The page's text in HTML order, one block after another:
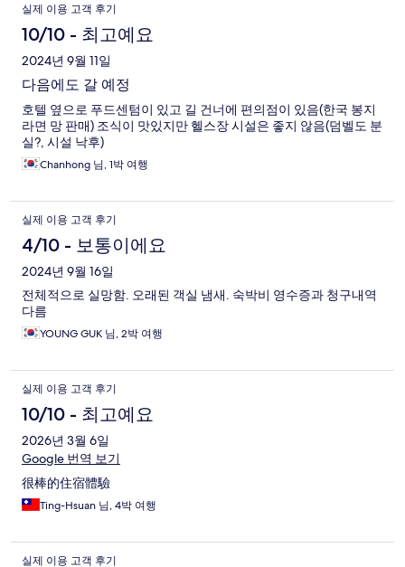
실제 이용 고객 후기
10/10 - 최고예요
2024년 9월 11일
다음에도 갈 예정
호텔 옆으로 푸드센텀이 있고 길 건너에 편의점이 있음(한국 봉지
라면 망 판매) 조식이 맛있지만 헬스장 시설은 좋지 않음(덤벨도 분
실?, 시설 낙후)
Chanhong 님, 1박 여행
실제 이용 고객 후기
4/10 - 보통이에요
2024년 9월 16일
전체적으로 실망함. 오래된 객실 냄새. 숙박비 영수증과 청구내역
다름
YOUNG GUK 님, 2박 여행
실제 이용 고객 후기
10/10 - 최고예요
2026년 3월 6일
Google 번역 보기
很棒的住宿體驗
Ting-Hsuan 님, 4박 여행
실제 이용 고객 후기